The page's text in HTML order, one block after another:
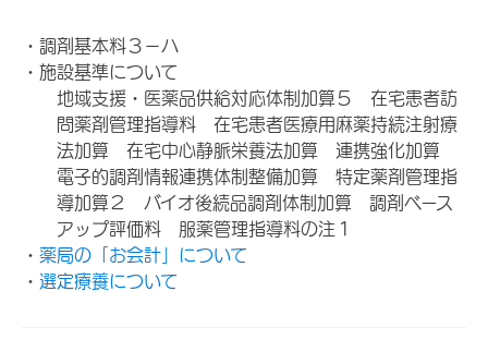
・調剤基本料３－ハ
・施設基準について
地域支援・医薬品供給対応体制加算５ 在宅患者訪
問薬剤管理指導料 在宅患者医療用麻薬持続注射療
法加算 在宅中心静脈栄養法加算 連携強化加算
電子的調剤情報連携体制整備加算 特定薬剤管理指
導加算２ バイオ後続品調剤体制加算 調剤ベース
アップ評価料 服薬管理指導料の注１
・ 薬局の「お会計」について
・ 選定療養について